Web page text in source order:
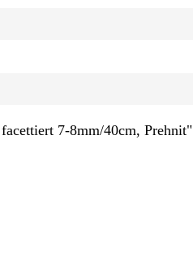
7-8mm/40cm, Prehnit"